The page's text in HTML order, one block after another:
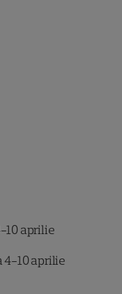
10 aprilie
4-10 aprilie